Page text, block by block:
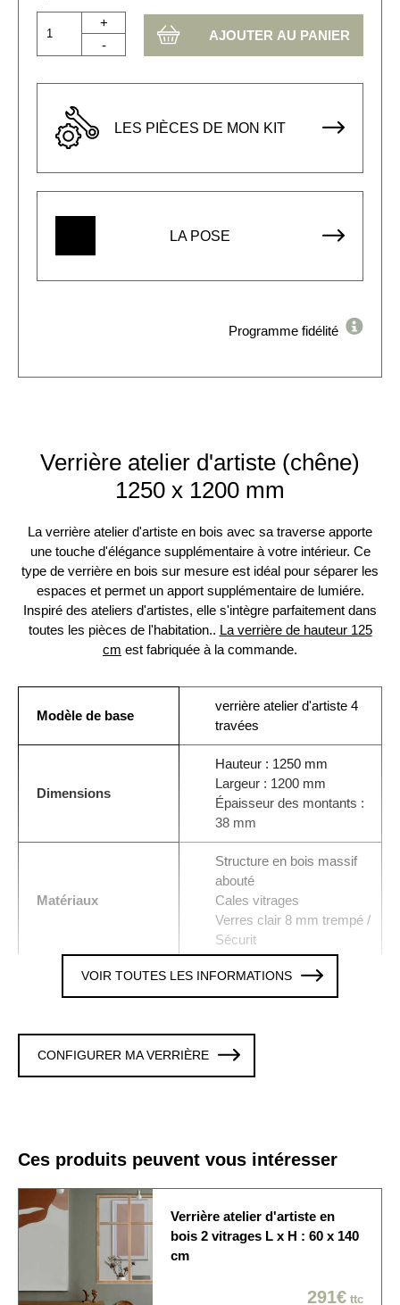
+
-
LES PIÈCES DE MON KIT
LA POSE
Programme fidélité
Verrière atelier d'artiste (chêne)
1250 x 1200 mm
La verrière atelier d'artiste en bois avec sa traverse apporte
une touche d'élégance supplémentaire à votre intérieur. Ce
type de verrière en bois sur mesure est idéal pour séparer les
espaces et permet un apport supplémentaire de lumiére.
Inspiré des ateliers d'artistes, elle s'intègre parfaitement dans
toutes les pièces de l'habitation.. La verrière de hauteur 125
cm est fabriquée à la commande.
Modèle de base
verrière atelier d'artiste 4
travées
Dimensions
Hauteur : 1250 mm
Largeur : 1200 mm
Épaisseur des montants :
38 mm
Matériaux
Structure en bois massif
abouté
Cales vitrages
Verres clair 8 mm trempé /
Sécurit
2 x 4 Verres trempé 8 mm
clair
Colori / Finition CHENE
Verrière avec 1 traverse,
La verrière est fixée sur
est modifiable en
personnalisant la verrière
Origine de
fabrication
VOIR TOUTES LES INFORMATIONS
CONFIGURER MA VERRIÈRE
Ces produits peuvent vous intéresser
Verrière atelier d'artiste en
bois 2 vitrages L x H : 60 x 140
cm
291€ ttc